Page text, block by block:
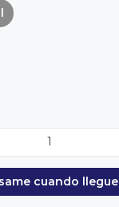
cuando llegue